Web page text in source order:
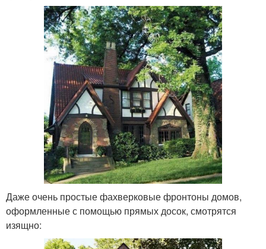
Даже очень простые фахверковые фронтоны домов,
оформленные с помощью прямых досок, смотрятся
изящно: